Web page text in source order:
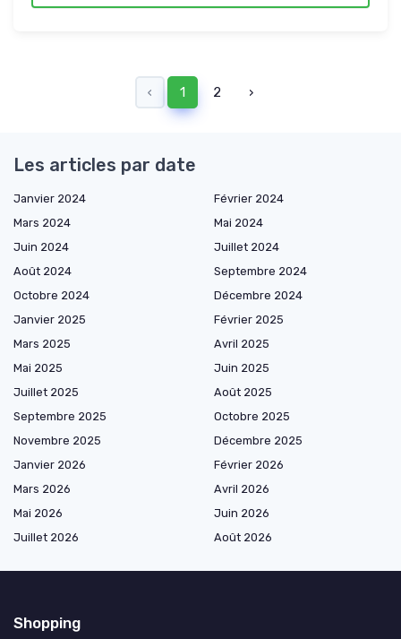
‹ 1 2 ›
Les articles par date
Janvier 2024
Février 2024
Mars 2024
Mai 2024
Juin 2024
Juillet 2024
Août 2024
Septembre 2024
Octobre 2024
Décembre 2024
Janvier 2025
Février 2025
Mars 2025
Avril 2025
Mai 2025
Juin 2025
Juillet 2025
Août 2025
Septembre 2025
Octobre 2025
Novembre 2025
Décembre 2025
Janvier 2026
Février 2026
Mars 2026
Avril 2026
Mai 2026
Juin 2026
Juillet 2026
Août 2026
Shopping